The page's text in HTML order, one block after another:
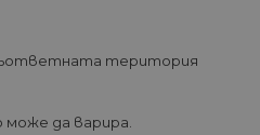
съответната територия
да варира.